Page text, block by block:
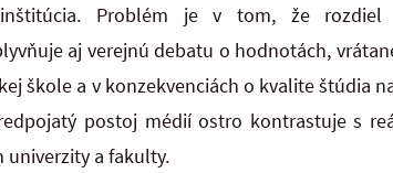
Problém je v tom, že
aj verejnú debatu o hodnotách,
škole a v konzekvenciách o kvalite štúdia
postoj médií ostro kontrastuje s
a fakulty.